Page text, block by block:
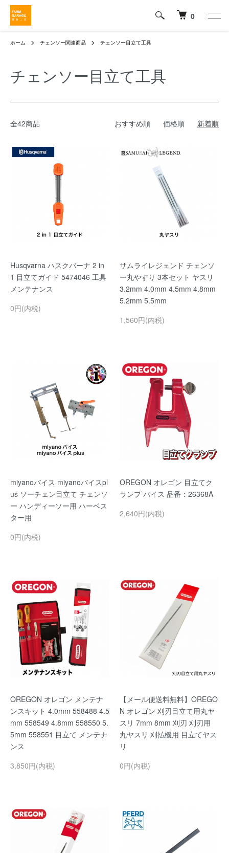
0
ホーム チェンソー関連商品 チェンソー目立て工具
チェンソー目立て工具
全42商品 おすすめ順 価格順 新着順
Husqvarna ハスクバーナ 2 in
1 目立てガイド 5474046 工具
メンテナンス
0円(内税)
サムライレジェンド チェンソ
ー丸やすり 3本セット ヤスリ
3.2mm 4.0mm 4.5mm 4.8mm
5.2mm 5.5mm
1,560円(内税)
miyanoバイス miyanoバイスpl
us ソーチェン目立て チェンソ
ー ハンディーソー用 ハーベス
ター用
0円(内税)
OREGON オレゴン 目立てク
ランプ バイス 品番：26368A
2,640円(内税)
OREGON オレゴン メンテナ
ンスキット 4.0mm 558488 4.5
mm 558549 4.8mm 558550 5.
5mm 558551 目立て メンテナ
ンス
3,850円(内税)
【メール便送料無料】OREGO
N オレゴン 刈刃目立て用丸ヤ
スリ 7mm 8mm 刈刃 刈刃用
丸ヤスリ 刈払機用 目立てヤス
リ
0円(内税)